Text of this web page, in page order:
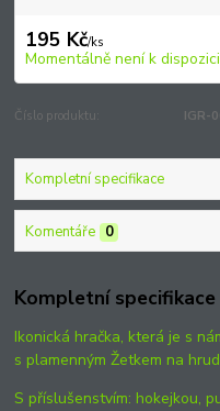
195 Kč/ks
Momentálně není k dispozici
Číslo produktu: IGR-
Kompletní specifikace
Komentáře 0
Kompletní specifikace
Ikonická hračka, která je s
s plamenným Žetkem na
S příslušenstvím: hokejkou,